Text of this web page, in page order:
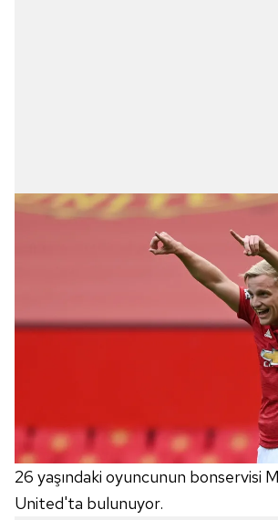
26 yaşındaki oyuncunun bonservisi
United'ta bulunuyor.